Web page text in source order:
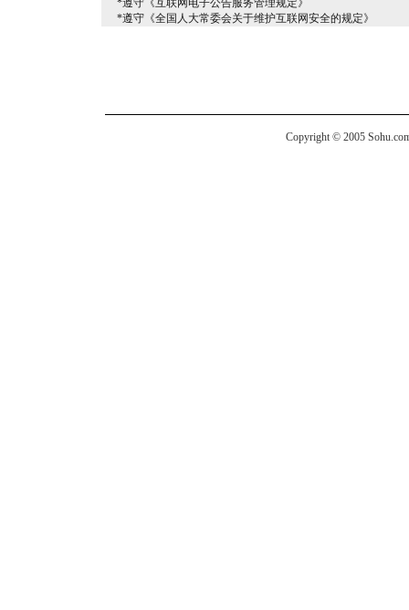
*遵守《互联网电子公告服务管理规定》
*遵守《全国人大常委会关于维护互联网安全的规定》
Copyright © 2005